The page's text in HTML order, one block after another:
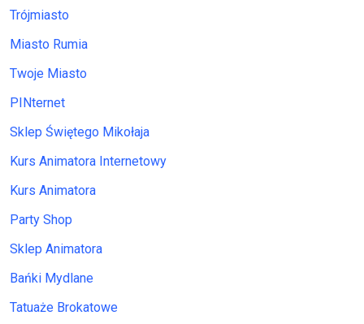
Trójmiasto
Miasto Rumia
Twoje Miasto
PINternet
Sklep Świętego Mikołaja
Kurs Animatora Internetowy
Kurs Animatora
Party Shop
Sklep Animatora
Bańki Mydlane
Tatuaże Brokatowe